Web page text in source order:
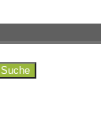
Suche